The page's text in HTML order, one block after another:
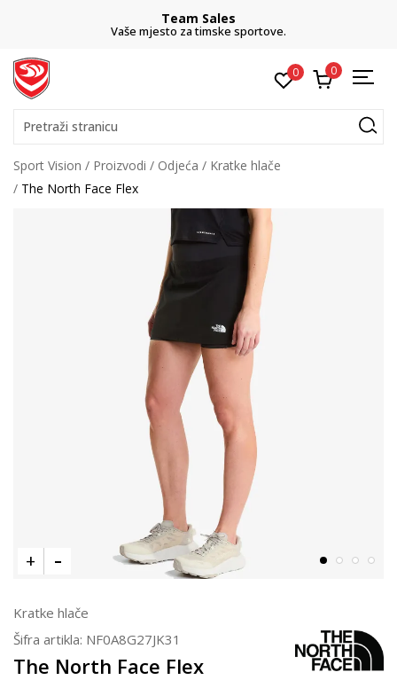
Team Sales
Vaše mjesto za timske sportove.
0 0
Pretraži stranicu
Sport Vision Proizvodi Odjeća
Kratke hlače
The North Face Flex
Kratke hlače
Šifra artikla: NF0A8G27JK31
The North Face Flex